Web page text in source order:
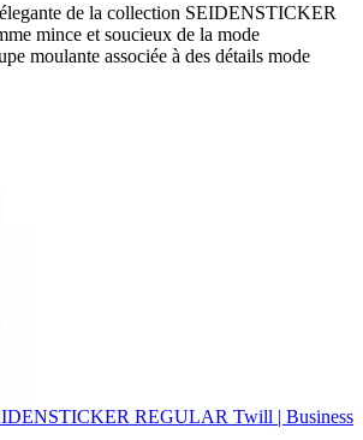
de la collection SEIDENSTICKER
mince et soucieux de la mode
moulante associée à des détails mode
REGULAR Twill | Business